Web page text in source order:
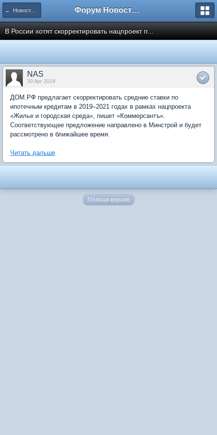
← Новости рынка недвижимости Форум Новостройки
В России хотят скорректировать нацпроект п...
NAS
30 Apr 2019
ДОМ.РФ предлагает скорректировать средние ставки по
ипотечным кредитам в 2019–2021 годах в рамках нацпроекта
«Жилье и городская среда», пишет «Коммерсантъ».
Соответствующее предложение направлено в Минстрой и будет
рассмотрено в ближайшее время.
Читать дальше
Полная версия